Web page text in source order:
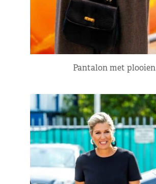
Pantalon met plooien